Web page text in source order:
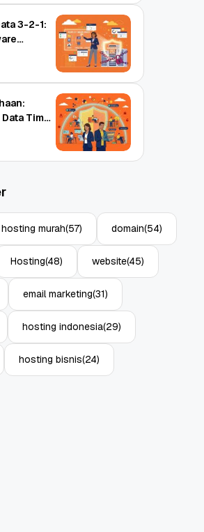
3-2-1:
Tim
hosting murah(57) domain(54)
Hosting(48) website(45)
email marketing(31)
hosting indonesia(29)
hosting bisnis(24)